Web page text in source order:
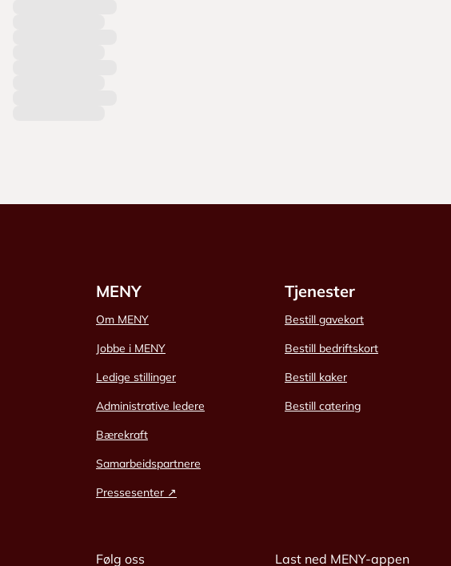
MENY
Om MENY
Jobbe i MENY
Ledige stillinger
Administrative ledere
Bærekraft
Samarbeidspartnere
Pressesenter ↗
Tjenester
Bestill gavekort
Bestill bedriftskort
Bestill kaker
Bestill catering
Følg oss Last ned MENY-appen